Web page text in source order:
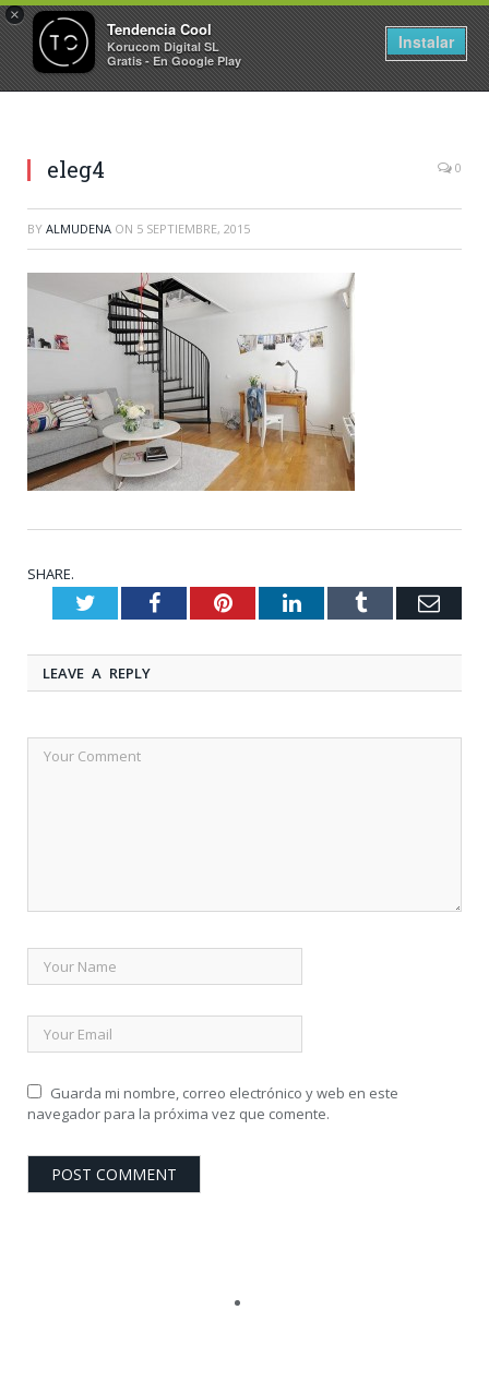
×
Tendencia Cool
Korucom Digital SL
Gratis - En Google Play
Instalar
eleg4 0
BY ALMUDENA ON 5 SEPTIEMBRE, 2015
SHARE.
TwitterFacebookPinterestLinkedInTumblr
LEAVE A REPLY
Guarda mi nombre, correo electrónico y web en este
navegador para la próxima vez que comente.